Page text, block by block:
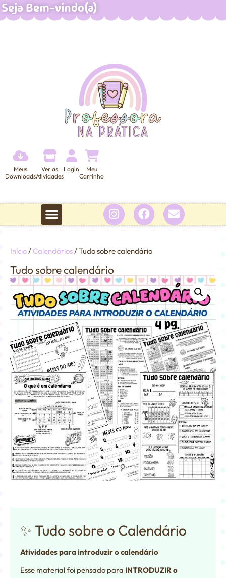
Seja Bem-vindo(a)
Meus
Downloads
Ver as
Atividades
Login
Meu
Carrinho
Início / Calendários / Tudo sobre calendário
Tudo sobre calendário
✨ Tudo sobre o Calendário
Atividades para introduzir o calendário
Esse material foi pensado para INTRODUZIR o